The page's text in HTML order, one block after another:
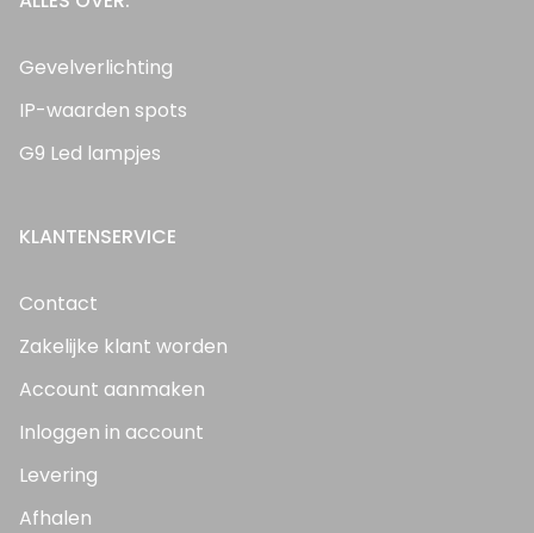
Gevelverlichting
IP-waarden spots
G9 Led lampjes
KLANTENSERVICE
Contact
Zakelijke klant worden
Account aanmaken
Inloggen in account
Levering
Afhalen